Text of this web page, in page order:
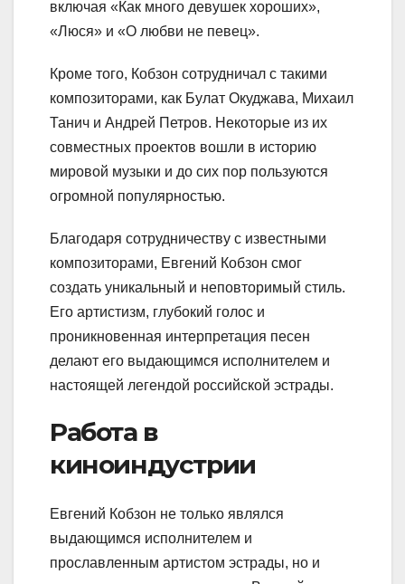
включая «Как много девушек хороших»,
«Люся» и «О любви не певец».
Кроме того, Кобзон сотрудничал с такими
композиторами, как Булат Окуджава, Михаил
Танич и Андрей Петров. Некоторые из их
совместных проектов вошли в историю
мировой музыки и до сих пор пользуются
огромной популярностью.
Благодаря сотрудничеству с известными
композиторами, Евгений Кобзон смог
создать уникальный и неповторимый стиль.
Его артистизм, глубокий голос и
проникновенная интерпретация песен
делают его выдающимся исполнителем и
настоящей легендой российской эстрады.
Работа в
киноиндустрии
Евгений Кобзон не только являлся
выдающимся исполнителем и
прославленным артистом эстрады, но и